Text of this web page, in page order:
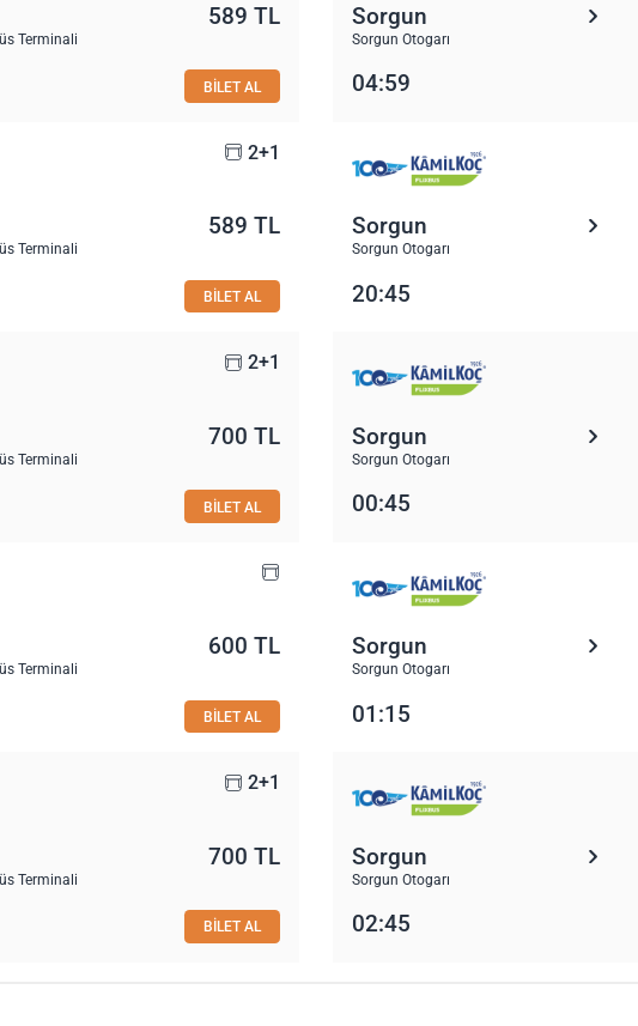
Terminali
589 TL
BİLET AL
Sorgun
Sorgun Otogarı
04:59
2+1
Terminali
589 TL
BİLET AL
Sorgun
Sorgun Otogarı
20:45
2+1
Terminali
700 TL
BİLET AL
Sorgun
Sorgun Otogarı
00:45
Terminali
600 TL
BİLET AL
Sorgun
Sorgun Otogarı
01:15
2+1
Terminali
700 TL
BİLET AL
Sorgun
Sorgun Otogarı
02:45